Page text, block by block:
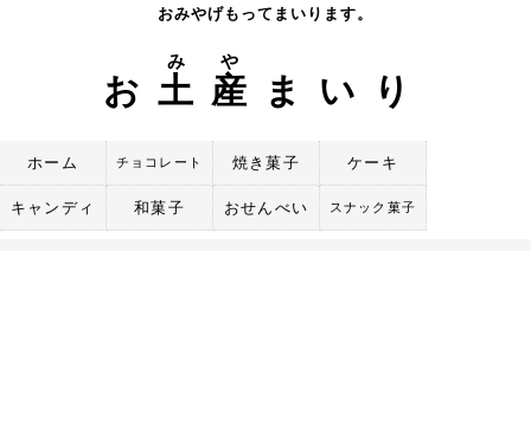
おみやげもってまいります。
お 土
み
産
や
まいり
ホーム チョコレート 焼き菓子 ケーキ
キャンディ 和菓子 おせんべい スナック菓子